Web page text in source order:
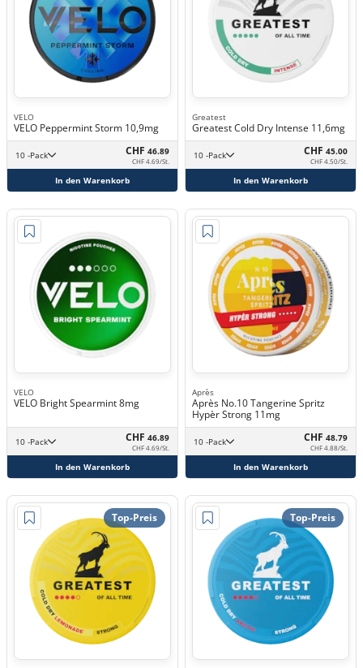
VELO
VELO Peppermint Storm 10,9mg
10 -Pack CHF 46.89
CHF 4.69/St.
In den Warenkorb
Greatest
Greatest Cold Dry Intense 11,6mg
10 -Pack CHF 45.00
CHF 4.50/St.
In den Warenkorb
VELO
VELO Bright Spearmint 8mg
10 -Pack CHF 46.89
CHF 4.69/St.
In den Warenkorb
Après
Après No.10 Tangerine Spritz
Hypèr Strong 11mg
10 -Pack CHF 48.79
CHF 4.88/St.
In den Warenkorb
Top-Preis Top-Preis